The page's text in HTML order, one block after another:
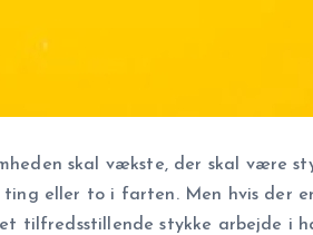
skal vækste, der skal være
eller to i farten. Men hvis der
tilfredsstillende stykke arbejde